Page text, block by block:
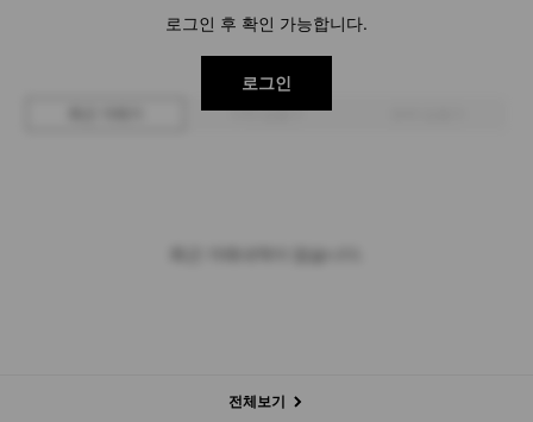
구매 입찰가
로그인 후 확인 가능합니다.
로그인
전체보기